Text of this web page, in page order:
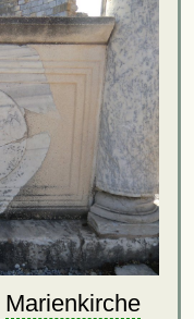
Marienkirche